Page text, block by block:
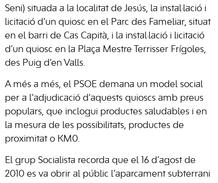
Seni) situada a la localitat de Jesús, la instal·lació i
licitació d’un quiosc en el Parc des Fameliar, situat
en el barri de Cas Capità, i la instal·lació i licitació
d’un quiosc en la Plaça Mestre Terrisser Frígoles,
des Puig d’en Valls.
A més a més, el PSOE demana un model social
per a l’adjudicació d’aquests quioscs amb preus
populars, que inclogui productes saludables i en
la mesura de les possibilitats, productes de
proximitat o KM0.
El grup Socialista recorda que el 16 d’agost de
2010 es va obrir al públic l’aparcament subterrani